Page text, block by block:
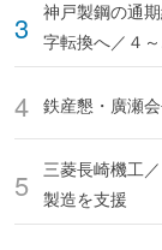
神戸製鋼の通
字転換へ／４
鉄産懇・廣瀬
三菱長崎機工
製造を支援